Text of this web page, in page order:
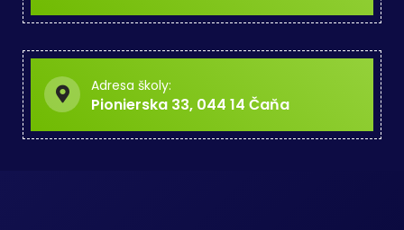
Adresa školy:
Pionierska 33, 044 14 Čaňa